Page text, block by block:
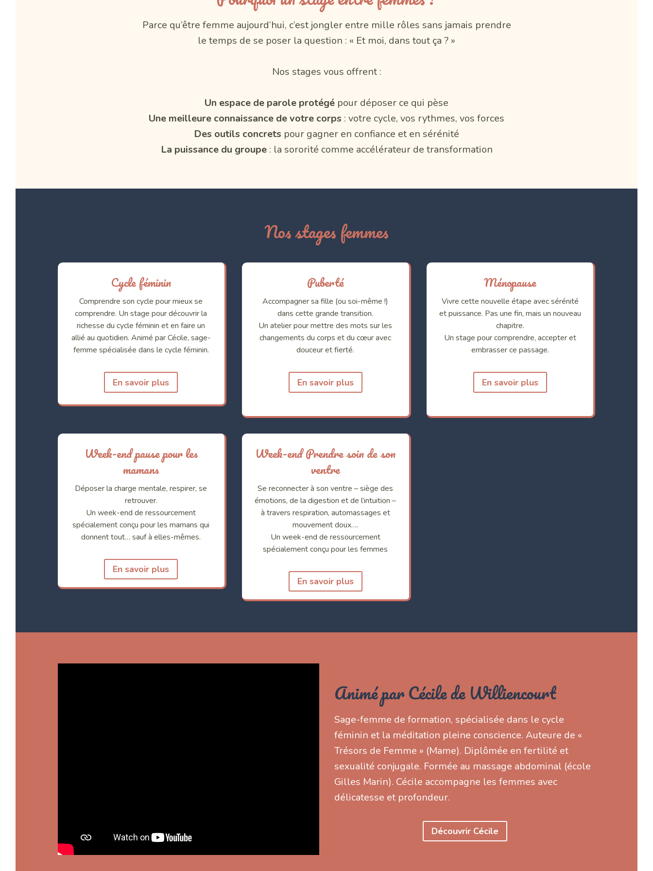
Parce qu’être femme aujourd’hui, c’est jongler entre mille rôles sans jamais prendre
le temps de se poser la question : « Et moi, dans tout ça ? »
Nos stages vous offrent :
Un espace de parole protégé pour déposer ce qui pèse
Une meilleure connaissance de votre corps : votre cycle, vos rythmes, vos forces
Des outils concrets pour gagner en confiance et en sérénité
La puissance du groupe: la sororité comme accélérateur de transformation
Nos stages femmes
Cycle féminin
Comprendre son cycle pour mieux se
comprendre. Un stage pour découvrir la
richesse du cycle féminin et en faire un
allié au quotidien. Animé par Cécile, sage-
femme spécialisée dans le cycle féminin.
En savoir plus
Puberté
Accompagner sa fille (ou soi-même !)
dans cette grande transition.
Un atelier pour mettre des mots sur les
changements du corps et du cœur avec
douceur et fierté.
En savoir plus
Ménopause
Vivre cette nouvelle étape avec sérénité
et puissance. Pas une fin, mais un nouveau
chapitre.
Un stage pour comprendre, accepter et
embrasser ce passage.
En savoir plus
Week-end pause pour les
mamans
Déposer la charge mentale, respirer, se
retrouver.
Un week-end de ressourcement
spécialement conçu pour les mamans qui
donnent tout… sauf à elles-mêmes.
En savoir plus
Week-end Prendre soin de son
ventre
Se reconnecter à son ventre – siège des
émotions, de la digestion et de l’intuition –
à travers respiration, automassages et
mouvement doux….
Un week-end de ressourcement
spécialement conçu pour les femmes
En savoir plus
Animé par Cécile de Williencourt
Sage-femme de formation, spécialisée dans le cycle
féminin et la méditation pleine conscience. Auteure de «
Trésors de Femme » (Mame). Diplômée en fertilité et
sexualité conjugale. Formée au massage abdominal (école
Gilles Marin). Cécile accompagne les femmes avec
délicatesse et profondeur.
Découvrir Cécile